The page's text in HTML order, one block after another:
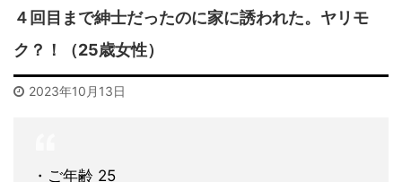
４回目まで紳士だったのに家に誘われた。ヤリモ
ク？！（25歳女性）
2023年10月13日
・ご年齢 25